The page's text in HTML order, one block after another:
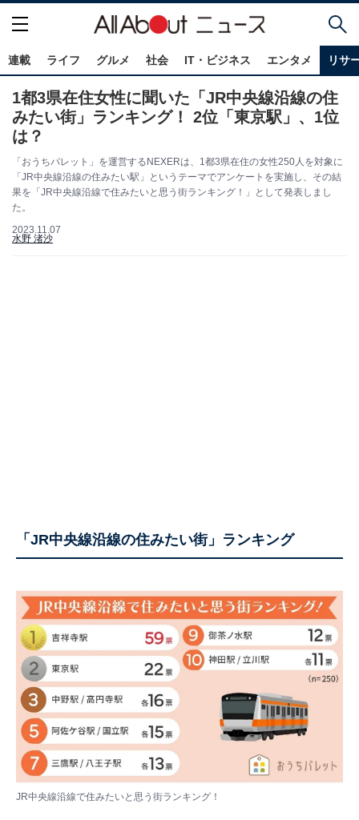
連載 ライフ グルメ 社会 IT・ビジネス エンタメ リサ
1都3県在住女性に聞いた「JR中央線沿線の住
みたい街」ランキング！ 2位「東京駅」、1位
は？
「おうちパレット」を運営するNEXERは、1都3県在住の女性250人を対象に
「JR中央線沿線の住みたい駅」というテーマでアンケートを実施し、その結
果を「JR中央線沿線で住みたいと思う街ランキング！」として発表しまし
た。
2023.11.07
水野 渚沙
「JR中央線沿線の住みたい街」ランキング
JR中央線沿線で住みたいと思う街ランキング！